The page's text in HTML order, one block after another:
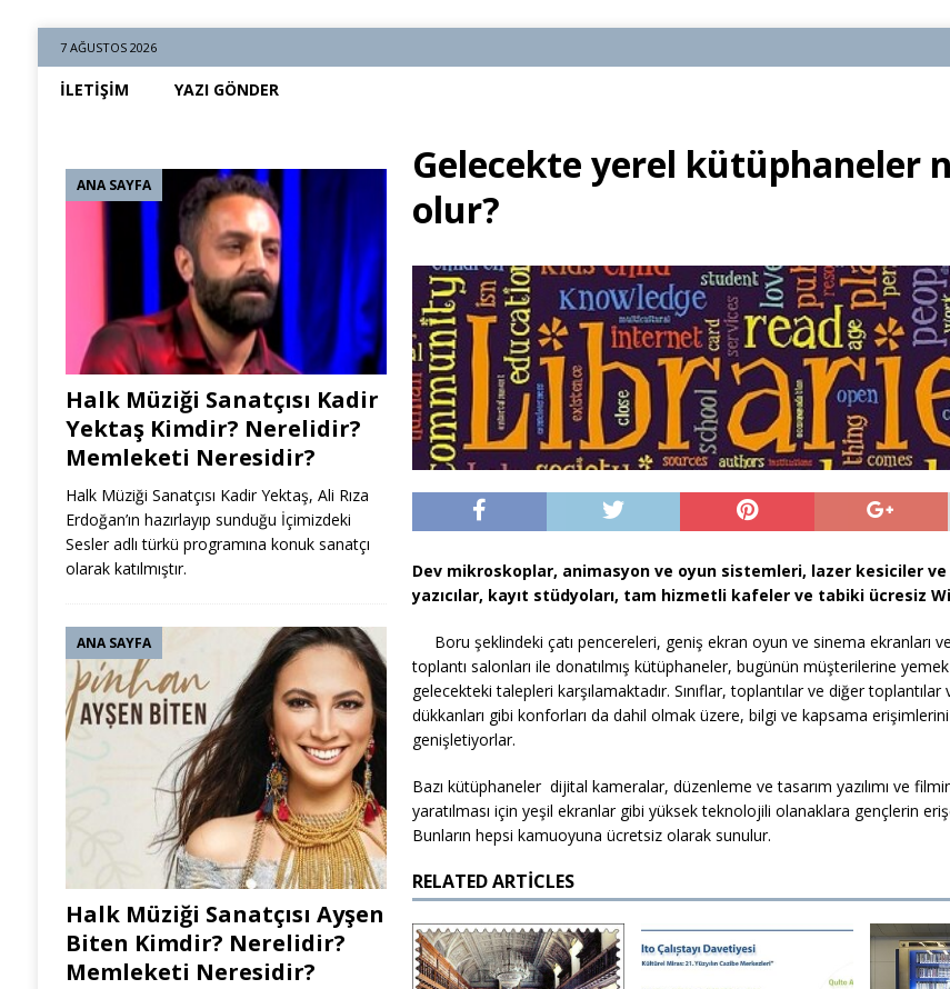
7 AĞUSTOS 2026
İLETIŞIM YAZI GÖNDER
Gelecekte yerel kütüphaneler
olur?
Dev mikroskoplar, animasyon ve oyun sistemleri, lazer kesiciler
yazıcılar, kayıt stüdyoları, tam hizmetli kafeler ve tabiki ücresiz
Boru şeklindeki çatı pencereleri, geniş ekran oyun ve sinema ekranları
toplantı salonları ile donatılmış kütüphaneler, bugünün müşterilerine
gelecekteki talepleri karşılamaktadır. Sınıflar, toplantılar ve diğer toplantılar
dükkanları gibi konforları da dahil olmak üzere, bilgi ve kapsama
genişletiyorlar.
Bazı kütüphaneler dijital kameralar, düzenleme ve tasarım yazılımı ve
yaratılması için yeşil ekranlar gibi yüksek teknolojili olanaklara gençlerin
Bunların hepsi kamuoyuna ücretsiz olarak sunulur.
RELATED ARTICLES
Halk Müziği Sanatçısı Kadir
Yektaş Kimdir? Nerelidir?
Memleketi Neresidir?
ANA SAYFA
Halk Müziği Sanatçısı Kadir Yektaş, Ali Rıza
Erdoğan’ın hazırlayıp sunduğu İçimizdeki
Sesler adlı türkü programına konuk sanatçı
olarak katılmıştır.
Halk Müziği Sanatçısı Ayşen
Biten Kimdir? Nerelidir?
Memleketi Neresidir?
ANA SAYFA